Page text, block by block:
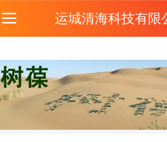
运城清海科技有限